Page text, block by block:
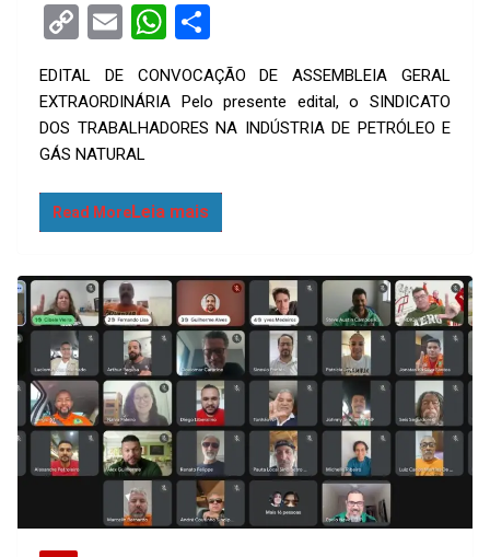
C
py
Li
n
k
E
ail
W
at
s
p
p
h
ar
e
EDITAL DE CONVOCAÇÃO DE ASSEMBLEIA GERAL
EXTRAORDINÁRIA Pelo presente edital, o SINDICATO
DOS TRABALHADORES NA INDÚSTRIA DE PETRÓLEO E
GÁS NATURAL
Read More